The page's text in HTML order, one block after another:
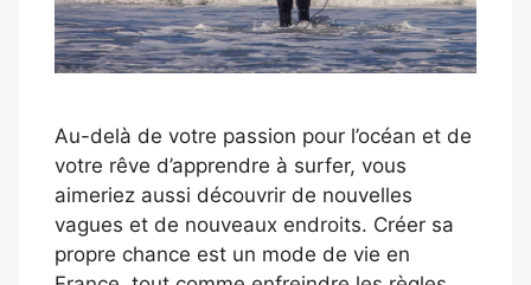
Au-delà de votre passion pour l’océan et de
votre rêve d’apprendre à surfer, vous
aimeriez aussi découvrir de nouvelles
vagues et de nouveaux endroits. Créer sa
propre chance est un mode de vie en